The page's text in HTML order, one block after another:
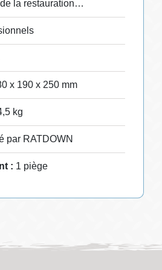
la restauration…
x 190 x 250 mm
kg
par RATDOWN
: 1 piège